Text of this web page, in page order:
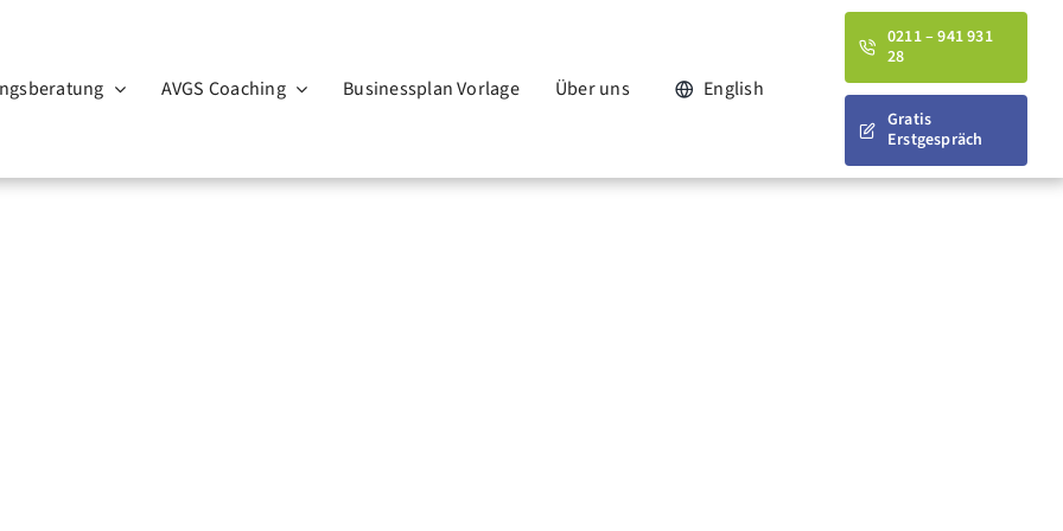
AVGS Coaching Businessplan Vorlage Über uns English
0211 – 941 931
28
Gratis
Erstgespräch